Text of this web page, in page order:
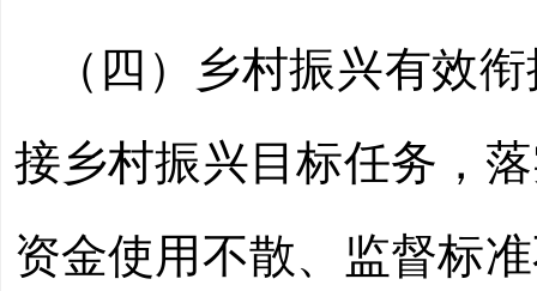
（四）乡村振兴有效
接乡村振兴目标任务，
资金使用不散、监督标